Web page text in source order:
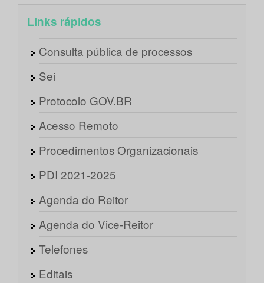
Links rápidos
Consulta pública de processos
Sei
Protocolo GOV.BR
Acesso Remoto
Procedimentos Organizacionais
PDI 2021-2025
Agenda do Reitor
Agenda do Vice-Reitor
Telefones
Editais